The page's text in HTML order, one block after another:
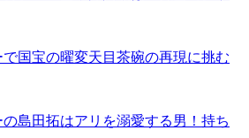
国宝の曜変天目茶碗の再現に挑む
島田拓はアリを溺愛する男！持ち